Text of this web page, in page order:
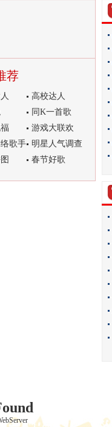
荐
高校达人
同K一首歌
游戏大联欢
歌手
明星人气调查
春节好歌